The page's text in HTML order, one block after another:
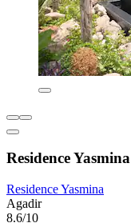
Residence Yasmina
Residence Yasmina
Agadir
8.6/10